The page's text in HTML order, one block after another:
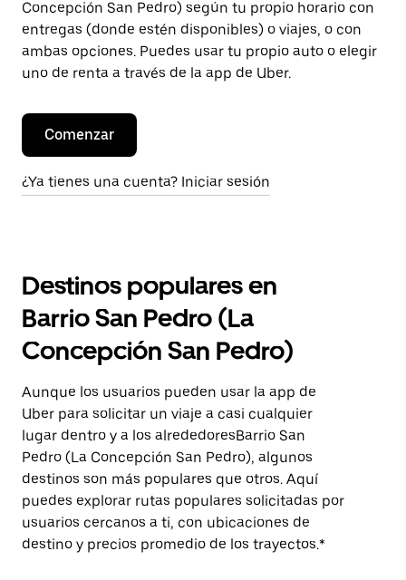
Concepción San Pedro) según tu propio horario con
entregas (donde estén disponibles) o viajes, o con
ambas opciones. Puedes usar tu propio auto o elegir
uno de renta a través de la app de Uber.
Comenzar
¿Ya tienes una cuenta? Iniciar sesión
Destinos populares en
Barrio San Pedro (La
Concepción San Pedro)
Aunque los usuarios pueden usar la app de
Uber para solicitar un viaje a casi cualquier
lugar dentro y a los alrededoresBarrio San
Pedro (La Concepción San Pedro), algunos
destinos son más populares que otros. Aquí
puedes explorar rutas populares solicitadas por
usuarios cercanos a ti, con ubicaciones de
destino y precios promedio de los trayectos.*